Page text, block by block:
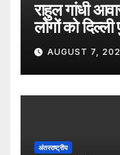
राहुल गांधी
लोगों को
सुरक्षा व्यवस्था
AUGUST 7,
अंतरराष्ट्रीय